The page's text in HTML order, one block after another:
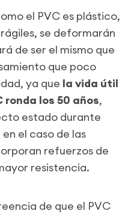
el PVC es plástico,
se deformarán
de ser el mismo que
que poco
ya que la vida útil
ronda los 50 años,
estado durante
el caso de las
refuerzos de
resistencia.
de que el PVC